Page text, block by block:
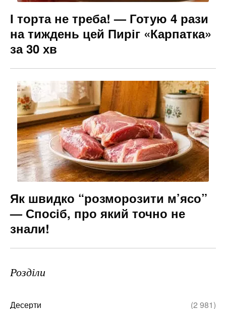
І торта не треба! — Готую 4 рази
на тиждень цей Пиріг «Карпатка»
за 30 хв
Як швидко “розморозити м’ясо”
— Спосіб, про який точно не
знали!
Розділи
Десерти (2 981)